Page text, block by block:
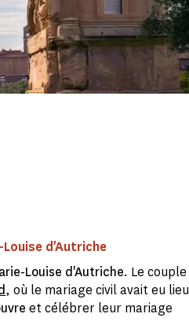
d'Autriche
Louise d'Autriche. Le couple
, où le mariage civil avait eu lieu
et célébrer leur mariage